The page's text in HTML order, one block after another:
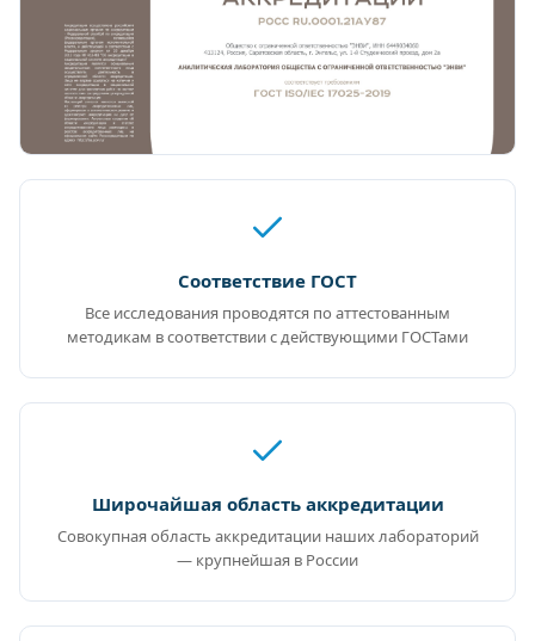
Соответствие ГОСТ
Все исследования проводятся по аттестованным
методикам в соответствии с действующими ГОСТами
Широчайшая область аккредитации
Совокупная область аккредитации наших лабораторий
— крупнейшая в России